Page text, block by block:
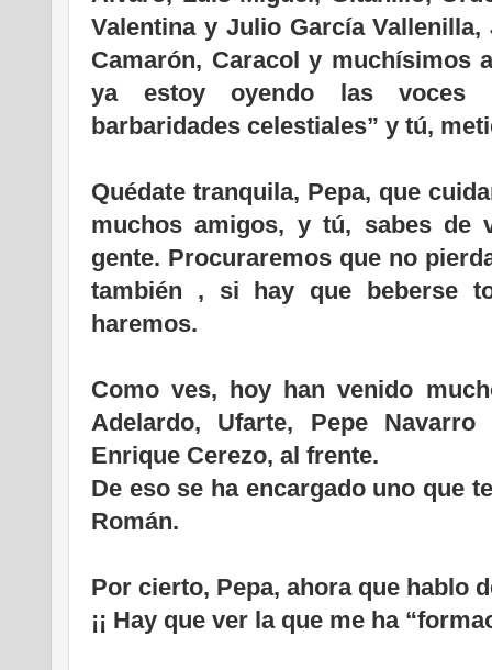
Valentina y Julio García Vallenilla,
Camarón, Caracol y muchísimos
ya estoy oyendo las voces
barbaridades celestiales” y tú,
Quédate tranquila, Pepa, que
muchos amigos, y tú, sabes de
gente. Procuraremos que no
también , si hay que beberse
haremos.
Como ves, hoy han venido
Adelardo, Ufarte, Pepe
Enrique Cerezo, al frente.
De eso se ha encargado uno que
Román.
Por cierto, Pepa, ahora que hablo
¡¡ Hay que ver la que me ha